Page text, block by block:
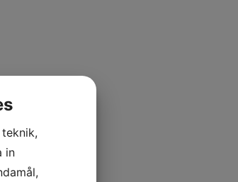
in